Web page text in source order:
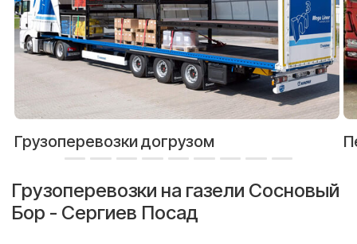
Грузоперевозки догрузом
Грузоперевозки на газели Сосновый
Бор - Сергиев Посад